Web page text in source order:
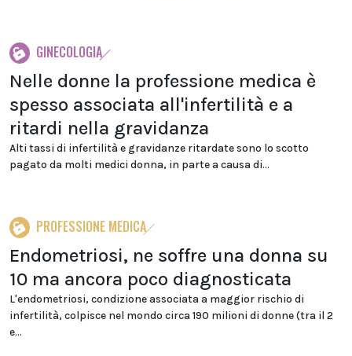
GINECOLOGIA
Nelle donne la professione medica è
spesso associata all'infertilità e a
ritardi nella gravidanza
Alti tassi di infertilità e gravidanze ritardate sono lo scotto
pagato da molti medici donna, in parte a causa di...
PROFESSIONE MEDICA
Endometriosi, ne soffre una donna su
10 ma ancora poco diagnosticata
L'endometriosi, condizione associata a maggior rischio di
infertilità, colpisce nel mondo circa 190 milioni di donne (tra il 2
e...